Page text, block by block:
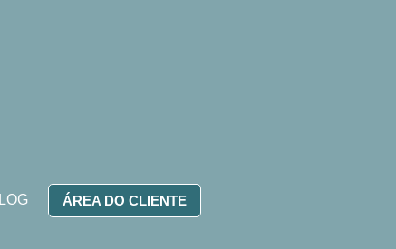
ÁREA DO CLIENTE